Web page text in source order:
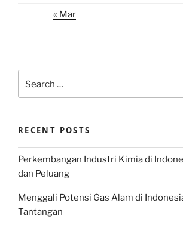
« Mar
for:
RECENT POSTS
Perkembangan Industri Kimia di
dan Peluang
Menggali Potensi Gas Alam di
Tantangan